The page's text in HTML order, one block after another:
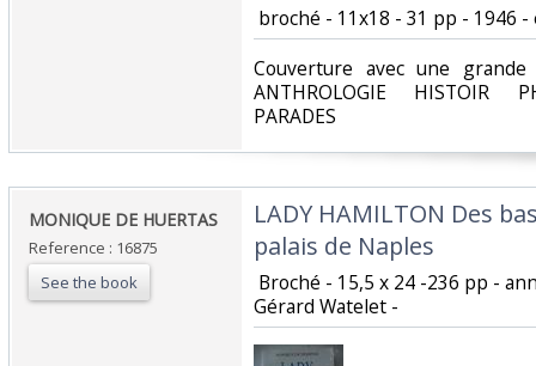
broché - 11x18 - 31 pp - 1946 -
‎Couverture avec une
ANTHROLOGIE HISTOIR
PARADES‎
‎MONIQUE DE HUERTAS‎
Reference : 16875
See the book
‎LADY HAMILTON Des
palais de Naples ‎
Broché - 15,5 x 24 -236 pp -
Gérard Watelet - ‎